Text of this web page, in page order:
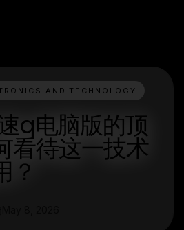
AND TECHNOLOGY
q电脑版的顶
看待这一技术
？